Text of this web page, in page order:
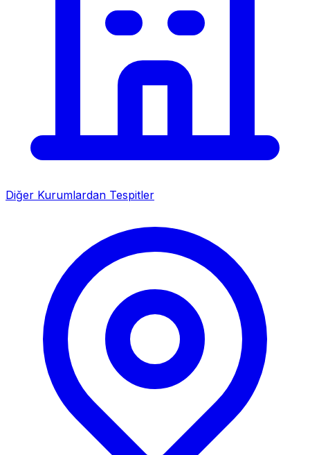
Diğer Kurumlardan Tespitler